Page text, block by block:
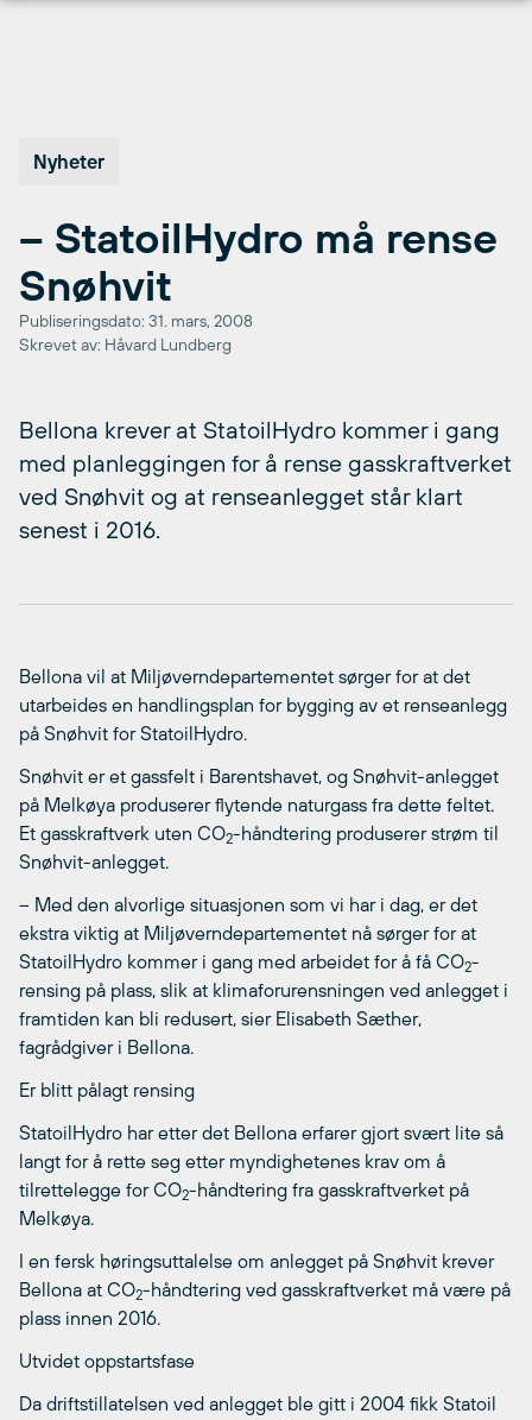
Nyheter
– StatoilHydro må rense
Snøhvit
Publiseringsdato: 31. mars, 2008
Skrevet av: Håvard Lundberg
Bellona krever at StatoilHydro kommer i gang
med planleggingen for å rense gasskraftverket
ved Snøhvit og at renseanlegget står klart
senest i 2016.
Bellona vil at Miljøverndepartementet sørger for at det
utarbeides en handlingsplan for bygging av et renseanlegg
på Snøhvit for StatoilHydro.
Snøhvit er et gassfelt i Barentshavet, og Snøhvit-anlegget
på Melkøya produserer flytende naturgass fra dette feltet.
Et gasskraftverk uten CO2-håndtering produserer strøm til
Snøhvit-anlegget.
– Med den alvorlige situasjonen som vi har i dag, er det
ekstra viktig at Miljøverndepartementet nå sørger for at
StatoilHydro kommer i gang med arbeidet for å få CO2-
rensing på plass, slik at klimaforurensningen ved anlegget i
framtiden kan bli redusert, sier Elisabeth Sæther,
fagrådgiver i Bellona.
Er blitt pålagt rensing
StatoilHydro har etter det Bellona erfarer gjort svært lite så
langt for å rette seg etter myndighetenes krav om å
tilrettelegge for CO2-håndtering fra gasskraftverket på
Melkøya.
I en fersk høringsuttalelse om anlegget på Snøhvit krever
Bellona at CO2-håndtering ved gasskraftverket må være på
plass innen 2016.
Utvidet oppstartsfase
Da driftstillatelsen ved anlegget ble gitt i 2004 fikk Statoil